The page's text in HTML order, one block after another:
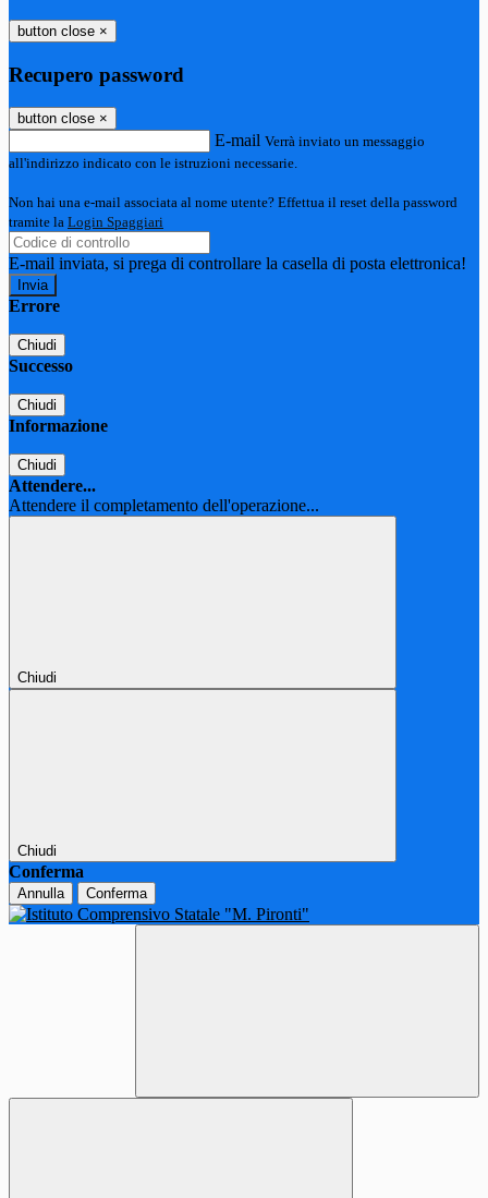
button close ×
Recupero password
button close ×
E-mail Verrà inviato un messaggio
all'indirizzo indicato con le istruzioni necessarie.
Non hai una e-mail associata al nome utente? Effettua il reset della password
tramite la Login Spaggiari
E-mail inviata, si prega di controllare la casella di posta elettronica!
Errore
Chiudi
Successo
Chiudi
Informazione
Chiudi
Attendere...
Attendere il completamento dell'operazione...
Chiudi
Chiudi
Conferma
Annulla Conferma